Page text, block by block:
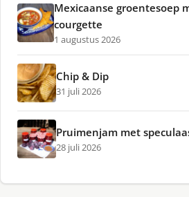
Mexicaanse groentesoep
courgette
1 augustus 2026
Chip & Dip
31 juli 2026
Pruimenjam met
28 juli 2026